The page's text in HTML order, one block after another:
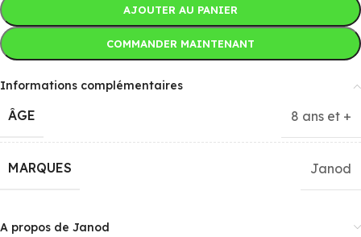
AJOUTER AU PANIER
COMMANDER MAINTENANT
Informations complémentaires
ÂGE 8 ans et +
MARQUES Janod
A propos de Janod